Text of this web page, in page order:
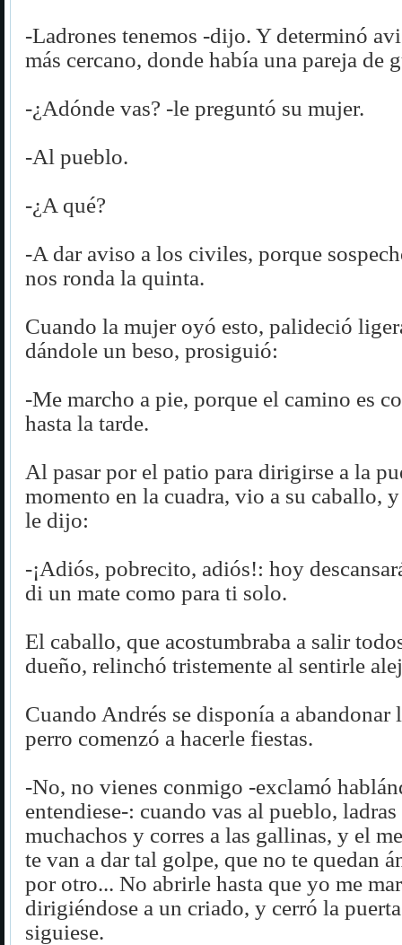
-Ladrones tenemos -dijo. Y determinó
más cercano, donde había una pareja de
-¿Adónde vas? -le preguntó su mujer.
-Al pueblo.
-¿A qué?
-A dar aviso a los civiles, porque
nos ronda la quinta.
Cuando la mujer oyó esto, palideció
dándole un beso, prosiguió:
-Me marcho a pie, porque el camino es
hasta la tarde.
Al pasar por el patio para dirigirse a la
momento en la cuadra, vio a su caballo,
le dijo:
-¡Adiós, pobrecito, adiós!: hoy
di un mate como para ti solo.
El caballo, que acostumbraba a salir
dueño, relinchó tristemente al sentirle
Cuando Andrés se disponía a abandonar
perro comenzó a hacerle fiestas.
-No, no vienes conmigo -exclamó
entendiese-: cuando vas al pueblo, ladras
muchachos y corres a las gallinas, y el
te van a dar tal golpe, que no te quedan
por otro... No abrirle hasta que yo me
dirigiéndose a un criado, y cerró la
siguiese.